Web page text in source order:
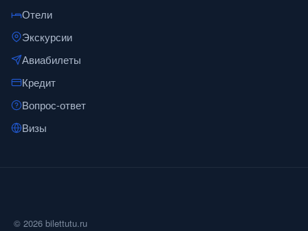
Отели
Экскурсии
Авиабилеты
Кредит
Вопрос-ответ
Визы
© 2026 bilettutu.ru